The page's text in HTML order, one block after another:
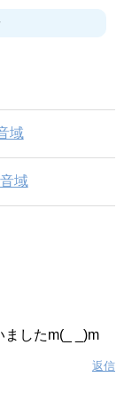
域
域
ましたm(_ _)m
返信